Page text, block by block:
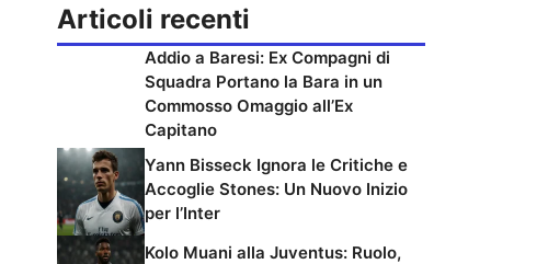
Articoli recenti
Addio a Baresi: Ex Compagni di
Squadra Portano la Bara in un
Commosso Omaggio all’Ex
Capitano
Yann Bisseck Ignora le Critiche e
Accoglie Stones: Un Nuovo Inizio
per l’Inter
Kolo Muani alla Juventus: Ruolo,